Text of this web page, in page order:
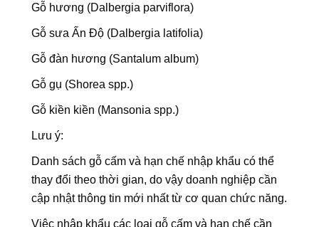
Gỗ hương (Dalbergia parviflora)
Gỗ sưa Ấn Độ (Dalbergia latifolia)
Gỗ đàn hương (Santalum album)
Gỗ gụ (Shorea spp.)
Gỗ kiền kiền (Mansonia spp.)
Lưu ý:
Danh sách gỗ cấm và hạn chế nhập khẩu có thể
thay đổi theo thời gian, do vậy doanh nghiệp cần
cập nhật thông tin mới nhất từ cơ quan chức năng.
Việc nhập khẩu các loại gỗ cấm và hạn chế cần